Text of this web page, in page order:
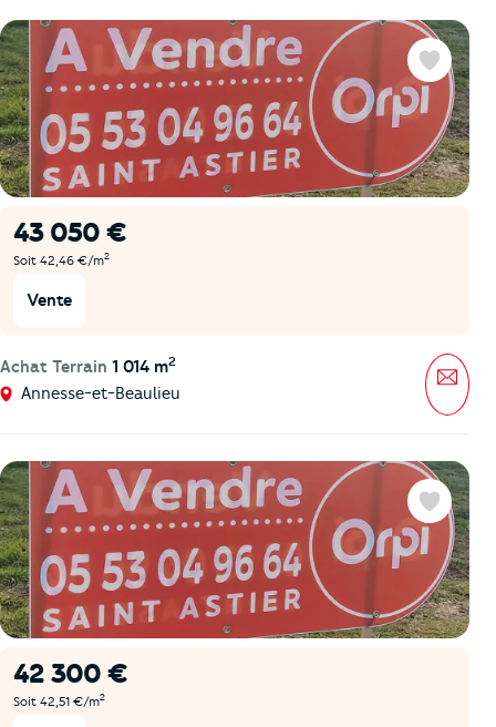
43 050 €
Soit 42,46 €/m2
Vente
Achat Terrain 1 014 m2
Annesse-et-Beaulieu
Favoris
42 300 €
Soit 42,51 €/m2
Favoris